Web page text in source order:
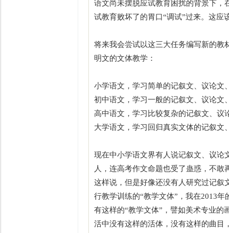
语文尚未摆脱应试教育困扰的背景下，
试教育败坏了的胃口“调试”过来。这应
将来我会尝试以这三大任务编写新的教
明文的文体教学：
小学语文，学习简单的记叙文、议论文
初中语文，学习一般的记叙文、议论文
高中语文，学习比较复杂的记叙文、议
大学语文，学习回归真实文体的记叙文
现在中小学语文界有人说记叙文、议论
人，连高考作文命题也受了蛊惑，不
这样说，但是好像还没有人研究过记
行教学训练的“教学文体”，我在2013
有这样的“教学文体”，譬如美术专业的
活中没有这样的活体，没有这样的曲目